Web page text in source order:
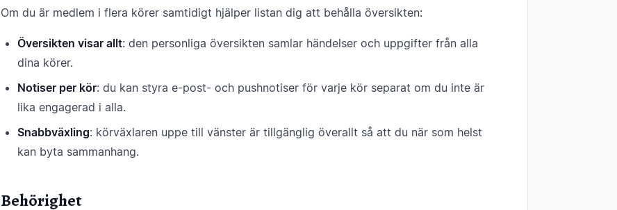
Om du är medlem i flera körer samtidigt hjälper listan dig att behålla översikten:
Översikten visar allt: den personliga översikten samlar händelser och uppgifter från alla
dina körer.
Notiser per kör: du kan styra e-post- och pushnotiser för varje kör separat om du inte är
lika engagerad i alla.
Snabbväxling: körväxlaren uppe till vänster är tillgänglig överallt så att du när som helst
kan byta sammanhang.
Behörighet